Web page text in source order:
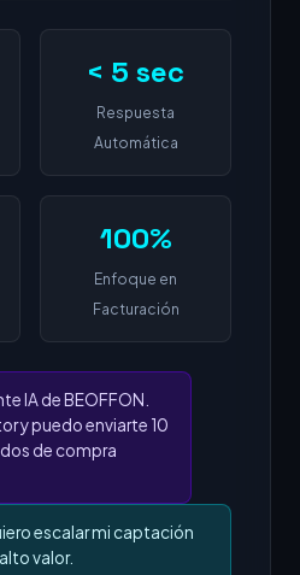
< 5 sec
Respuesta
Automática
100%
Enfoque en
Facturación
IA de BEOFFON.
y puedo enviarte 10
de compra
escalar mi captación
valor.